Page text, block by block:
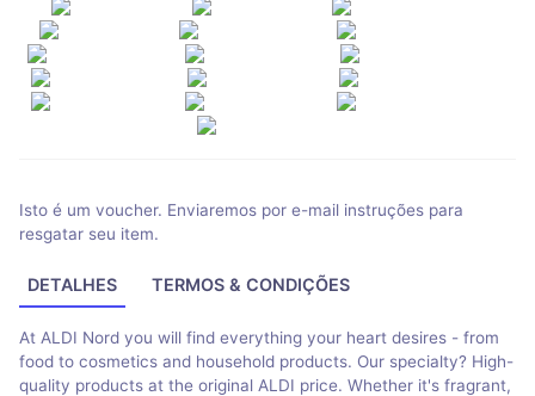
Isto é um voucher. Enviaremos por e-mail instruções para
resgatar seu item.
DETALHES TERMOS & CONDIÇÕES
At ALDI Nord you will find everything your heart desires - from
food to cosmetics and household products. Our specialty? High-
quality products at the original ALDI price. Whether it's fragrant,